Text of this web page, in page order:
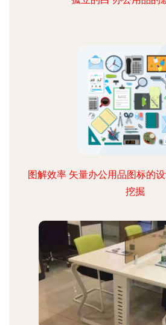
图解效率 矢量办公用品图标的
挖掘